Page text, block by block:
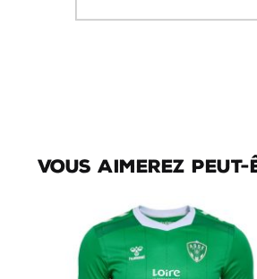
Vous aimerez peut-